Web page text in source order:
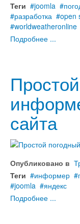
Теги
joomla
разработка
open
worldweatheronline
Подробнее ...
сайта
Опубликовано в
Теги
информер
joomla
яндекс
Подробнее ...